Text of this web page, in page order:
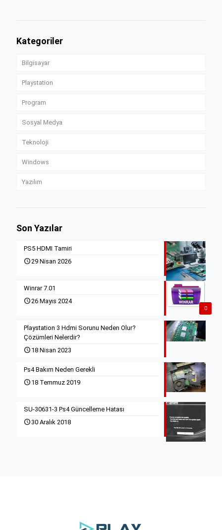
Kategoriler
Bilgisayar
Playstation
Program
Sosyal Medya
Teknoloji
Windows
Yazılım
Son Yazılar
PS5 HDMI Tamiri
29 Nisan 2026
0
Winrar 7.01
26 Mayıs 2024
Playstation 3 Hdmi Sorunu Neden Olur?
Çözümleri Nelerdir?
18 Nisan 2023
Ps4 Bakım Neden Gerekli
18 Temmuz 2019
SU-30631-3 Ps4 Güncelleme Hatası
30 Aralık 2018